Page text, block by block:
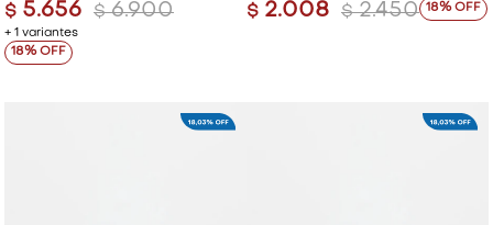
+ 1 variantes
$ 5.656 $ 6.900
18
$ 2.008 $ 2.450 18